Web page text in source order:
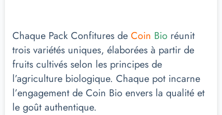
Chaque Pack Confitures de Coin Bio réunit
trois variétés uniques, élaborées à partir de
fruits cultivés selon les principes de
l’agriculture biologique. Chaque pot incarne
l’engagement de Coin Bio envers la qualité et
le goût authentique.